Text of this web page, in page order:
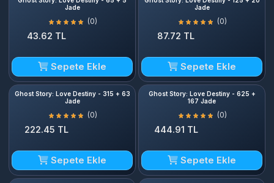
Jade
(0)
43.62 TL
Sepete Ekle
Jade
(0)
87.72 TL
Sepete Ekle
Ghost Story: Love Destiny - 315 + 63
Jade
(0)
222.45 TL
Sepete Ekle
Ghost Story: Love Destiny - 625 +
167 Jade
(0)
444.91 TL
Sepete Ekle